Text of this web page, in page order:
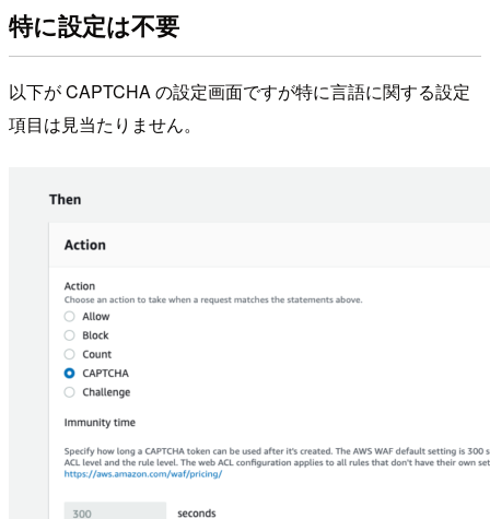
特に設定は不要
以下が CAPTCHA の設定画面ですが特に言語に関する設定
項目は見当たりません。